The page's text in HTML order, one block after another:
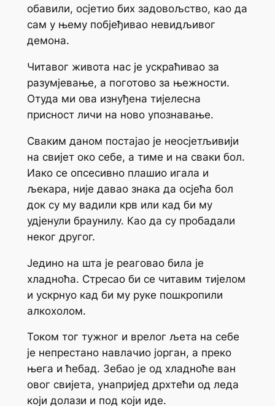
обавили, осјетио бих задовољство, као да
сам у њему побјеђивао невидљивог
демона.
Читавог живота нас је ускраћивао за
разумјевање, а поготово за њежности.
Отуда ми ова изнуђена тијелесна
присност личи на ново упознавање.
Сваким даном постајао је неосјетљивији
на свијет око себе, а тиме и на сваки бол.
Иако се опсесивно плашио игала и
љекара, није давао знака да осјећа бол
док су му вадили крв или кад би му
удјенули браунилу. Као да су пробадали
неког другог.
Једино на шта је реаговао била је
хладноћа. Стресао би се читавим тијелом
и ускрнуо кад би му руке пошкропили
алкохолом.
Током тог тужног и врелог љета на себе
је непрестано навлачио јорган, а преко
њега и ћебад. Зебао је од хладноће ван
овог свијета, унапријед дрхтећи од леда
који долази и под који иде.